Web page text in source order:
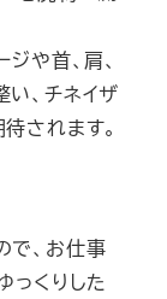
や首、肩、
、チネイザ
されます。
で、お仕事
っくりした